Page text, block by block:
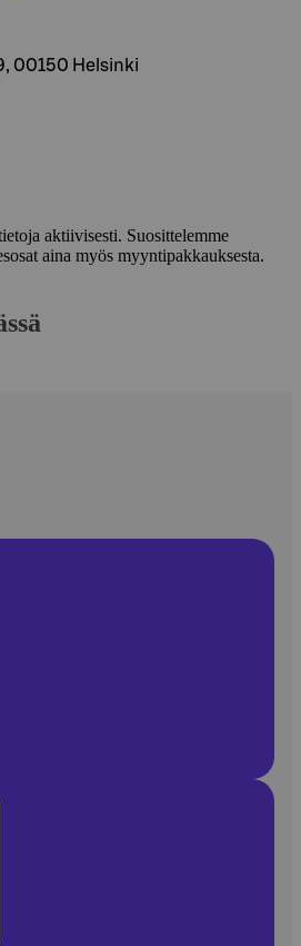
00150 Helsinki
aktiivisesti. Suosittelemme
aina myös myyntipakkauksesta.